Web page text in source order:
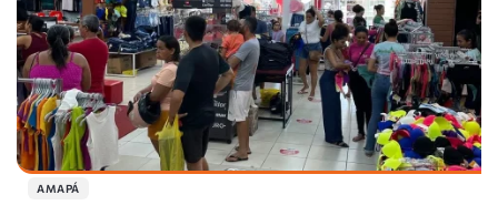
AMAPÁ